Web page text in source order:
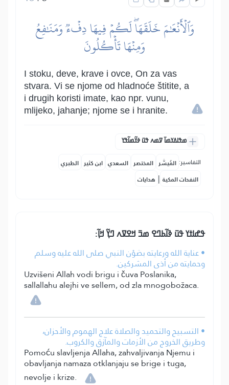
وَٱلۡأَنۡعَٰمَ خَلَقَهَاۖ لَكُمۡ فِيهَا دِفۡءٞ وَمَنَٰفِعُ
وَمِنۡهَا تَأۡكُلُونَ
I stoku, deve, krave i ovce, On za vas
stvara. Vi se njome od hladnoće štitite, a
i drugih koristi imate, kao npr. vunu,
mlijeko, jahanje; njome se i hranite.
ߘߟߊߡߌߘߊ߫ ߜߘߍ ߟߎ߫ ߦߌ߬ߘߊ߬ߟߌ
التفاسير: المُيسَّر المختصر السعدي ابن كثير الطبري
النفحات المكية | هدايات
ߟߝߊߙߌ ߟߎ߫ ߢߊ߬ߕߣߐ ߘߏ߫ ߞߐߜߍ ߣߌ߲߬ ߞߊ߲߬:
• عناية الله ورعايته بصَوْن النبي صلى الله عليه وسلم
وحمايته من أذى المشركين.
Uzvišeni Allah vodi brigu i čuva Poslanika,
sallallahu alejhi ve sellem, od zla mnogobožaca.
• التسبيح والتحميد والصلاة علاج الهموم والأحزان،
وطريق الخروج من الأزمات والمآزق والكروب.
Pomoću slavljenja Allaha, zahvaljivanja Njemu i
obavljanja namaza otklanjaju se brige i tuga,
nevolje i krize.